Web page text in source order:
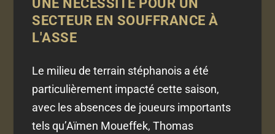
UNE NÉCESSITÉ POUR UN
SECTEUR EN SOUFFRANCE À
L'ASSE
Le milieu de terrain stéphanois a été
particulièrement impacté cette saison,
avec les absences de joueurs importants
tels qu’Aïmen Moueffek, Thomas